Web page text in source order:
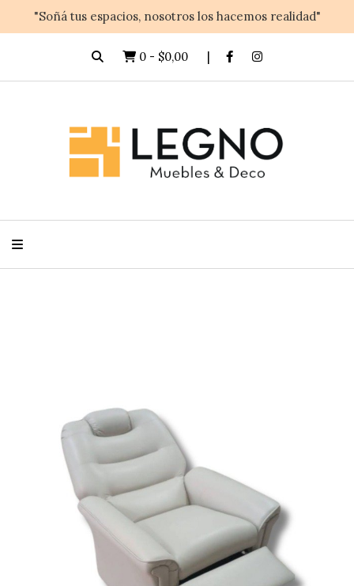
"Soñá tus espacios, nosotros los hacemos realidad"
0 - $0,00